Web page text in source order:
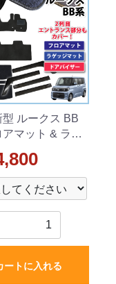
型 ルークス BB
アマット & ラゲ
シリーズ
ートに入れる